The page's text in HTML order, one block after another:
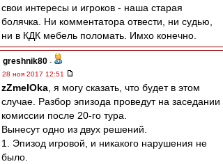
свои интересы и игроков - наша старая
болячка. Ни комментатора отвести, ни судью,
ни в КДК мебель поломать. Имхо конечно.
greshnik80 -
28 ноя 2017 12:51
zZmeIOka , я могу сказать, что будет в этом
случае. Разбор эпизода проведут на заседании
комиссии после 20-го тура.
Вынесут одно из двух решений.
1. Эпизод игровой, и никакого нарушения не
было.